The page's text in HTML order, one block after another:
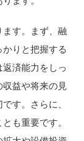
す。まず、融
りと把握する
済能力をしっ
益や将来の見
す。さらに、
も重要です。